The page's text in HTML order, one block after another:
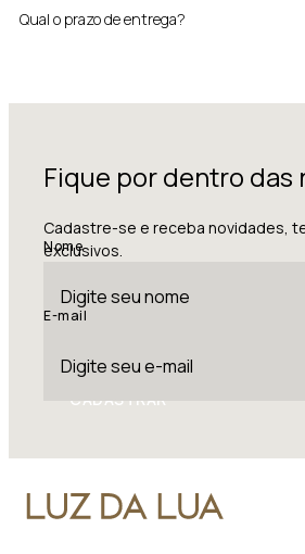
Qual o prazo de entrega?
Fique por dentro das
Cadastre-se e receba novidades,
exclusivos.
Nome
E-mail
CADASTRAR